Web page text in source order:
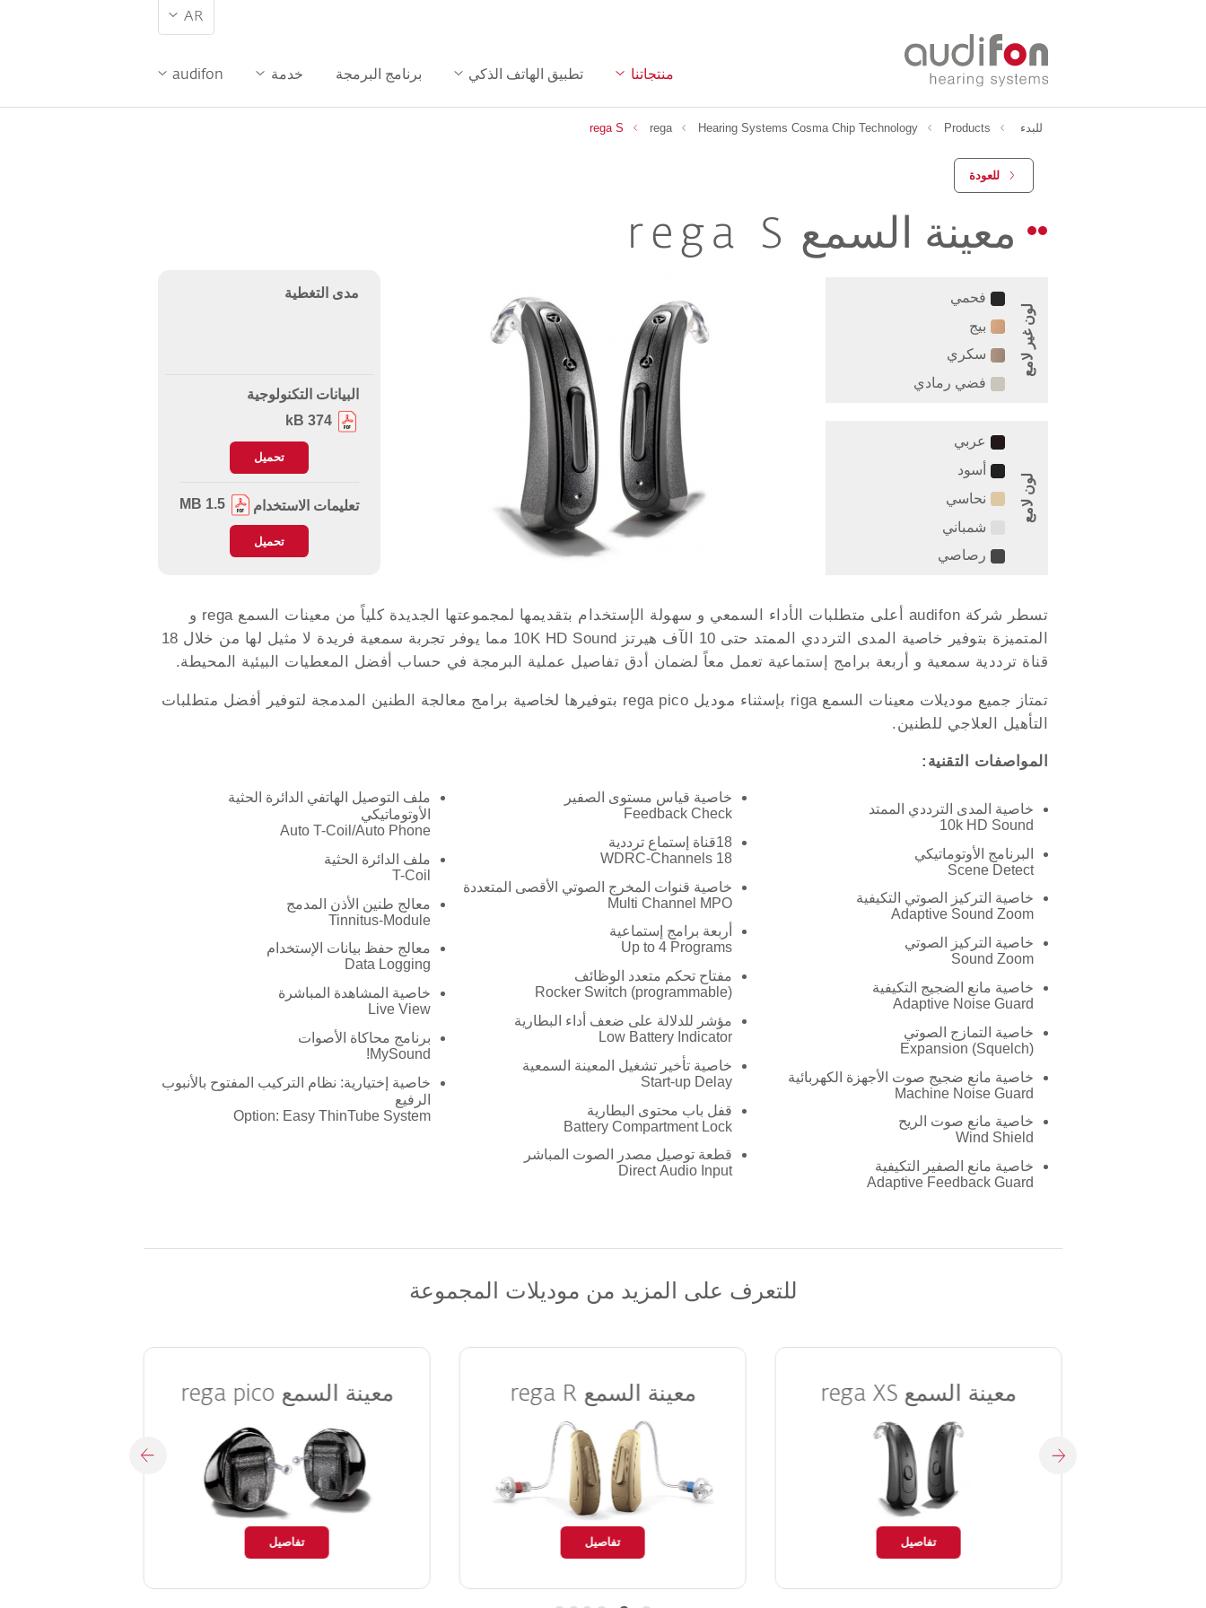
AR
منتجاتنا تطبيق الهاتف الذكي برنامج البرمجة خدمة audifon
للبدء Products
Hearing Systems Cosma Chip Technology
rega
rega S
للعودة
معينة السمع rega S
لون غير لامع
فحمي
بيج
سكري
فضي رمادي
لون لامع
عربي
أسود
نحاسي
شمباني
رصاصي
مدى التغطية
البيانات التكنولوجية
تحميل
تعليمات الاستخدام
تحميل
تسطر شركة audifon أعلى متطلبات الأداء السمعي و سهولة الإستخدام بتقديمها لمجموعتها الجديدة كلياً من معينات السمع rega و
المتميزة بتوفير خاصية المدى الترددي الممتد حتى 10 الآف هيرتز 10K HD Sound مما يوفر تجربة سمعية فريدة لا مثيل لها من خلال 18
قناة ترددية سمعية و أربعة برامج إستماعية تعمل معاً لضمان أدق تفاصيل عملية البرمجة في حساب أفضل المعطيات البيئية المحيطة.
تمتاز جميع موديلات معينات السمع riga بإسثناء موديل rega pico بتوفيرها لخاصية برامج معالجة الطنين المدمجة لتوفير أفضل متطلبات
التأهيل العلاجي للطنين.
المواصفات التقنية:
خاصية المدى الترددي الممتد
10k HD Sound
البرنامج الأوتوماتيكي
Scene Detect
خاصية التركيز الصوتي التكيفية
Adaptive Sound Zoom
خاصية التركيز الصوتي
Sound Zoom
خاصية مانع الضجيج التكيفية
Adaptive Noise Guard
خاصية التمازج الصوتي
Expansion (Squelch)
خاصية مانع ضجيج صوت الأجهزة الكهربائية
Machine Noise Guard
خاصية مانع صوت الريح
Wind Shield
خاصية مانع الصفير التكيفية
Adaptive Feedback Guard
خاصية قياس مستوى الصفير
Feedback Check
18قناة إستماع ترددية
18 WDRC-Channels
خاصية قنوات المخرج الصوتي الأقصى المتعددة
Multi Channel MPO
أربعة برامج إستماعية
Up to 4 Programs
مفتاح تحكم متعدد الوظائف
Rocker Switch (programmable)
مؤشر للدلالة على ضعف أداء البطارية
Low Battery Indicator
خاصية تأخير تشغيل المعينة السمعية
Start-up Delay
قفل باب محتوى البطارية
Battery Compartment Lock
قطعة توصيل مصدر الصوت المباشر
Direct Audio Input
ملف التوصيل الهاتفي الدائرة الحثية
الأوتوماتيكي
Auto T-Coil/Auto Phone
ملف الدائرة الحثية
T-Coil
معالج طنين الأذن المدمج
Tinnitus-Module
معالج حفظ بيانات الإستخدام
Data Logging
خاصية المشاهدة المباشرة
Live View
برنامج محاكاة الأصوات
MySound!
خاصية إختيارية: نظام التركيب المفتوح بالأنبوب
الرفيع
Option: Easy ThinTube System
للتعرف على المزيد من موديلات المجموعة
معينة السمع rega XS
تفاصيل
معينة السمع rega R
تفاصيل
معينة السمع rega pico
تفاصيل